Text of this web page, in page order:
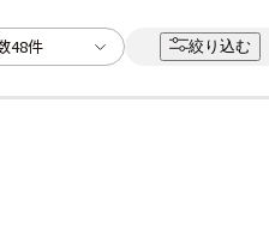
アクセサリー
48件 絞り込む